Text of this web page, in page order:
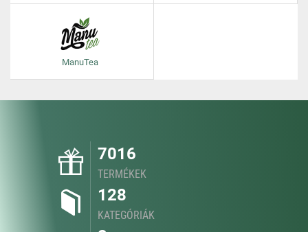
ManuTea
7016
TERMÉKEK
128
KATEGÓRIÁK